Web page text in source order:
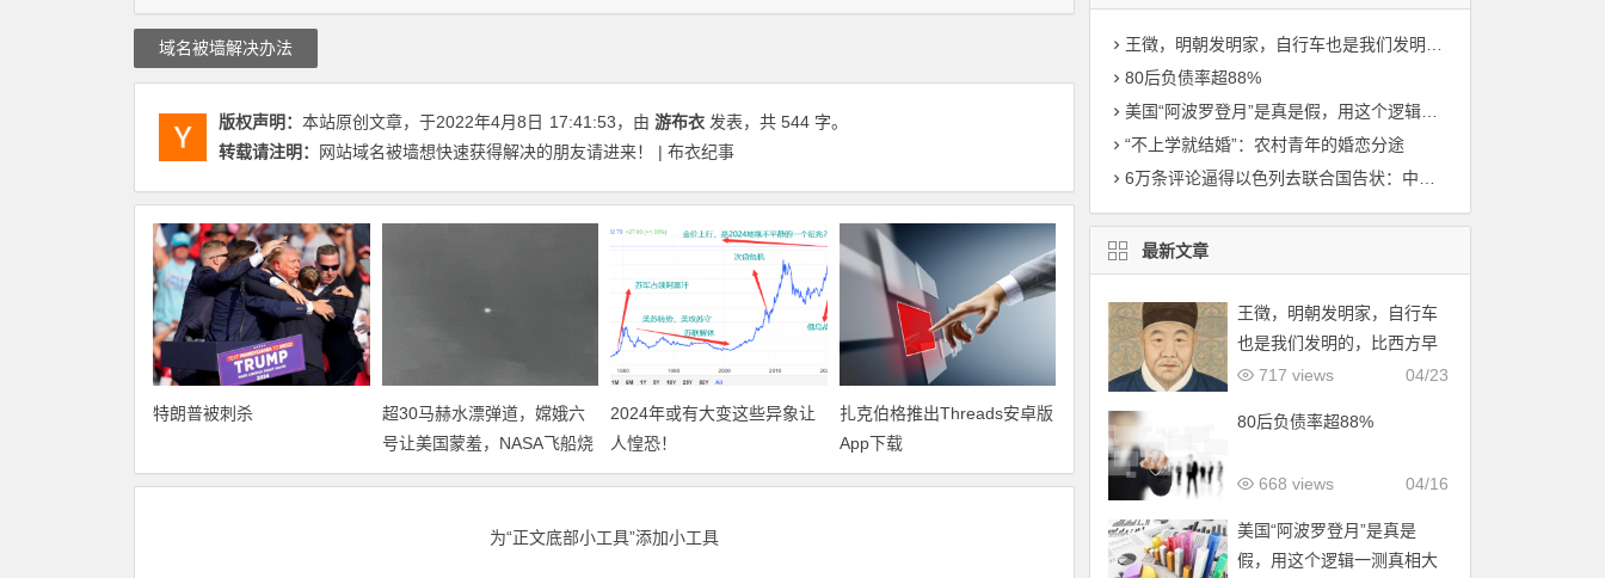
域名被墙解决办法
版权声明： 本站原创文章，于2022年4月8日 17:41:53，由 游布衣 发表，共 544 字。
转载请注明：
网站域名被墙想快速获得解决的朋友请进来！ | 布衣纪事
特朗普被刺杀
超30马赫水漂弹道，嫦娥六
号让美国蒙羞，NASA飞船烧
出上百个破洞
2024年或有大变这些异象让
人惶恐！
扎克伯格推出Threads安卓版
App下载
为“正文底部小工具”添加小工具
王徵，明朝发明家，自行车也是我们发明的，比西方早了200年！
80后负债率超88%
美国“阿波罗登月”是真是假，用这个逻辑一测真相大白！
“不上学就结婚”：农村青年的婚恋分途
6万条评论逼得以色列去联合国告状：中国“狗头军师”的降维打击，到底有多可怕？
最新文章
王徵，明朝发明家，自行车
也是我们发明的，比西方早
了200年！
04/23
717 views
80后负债率超88%
04/16
668 views
美国“阿波罗登月”是真是
假，用这个逻辑一测真相大